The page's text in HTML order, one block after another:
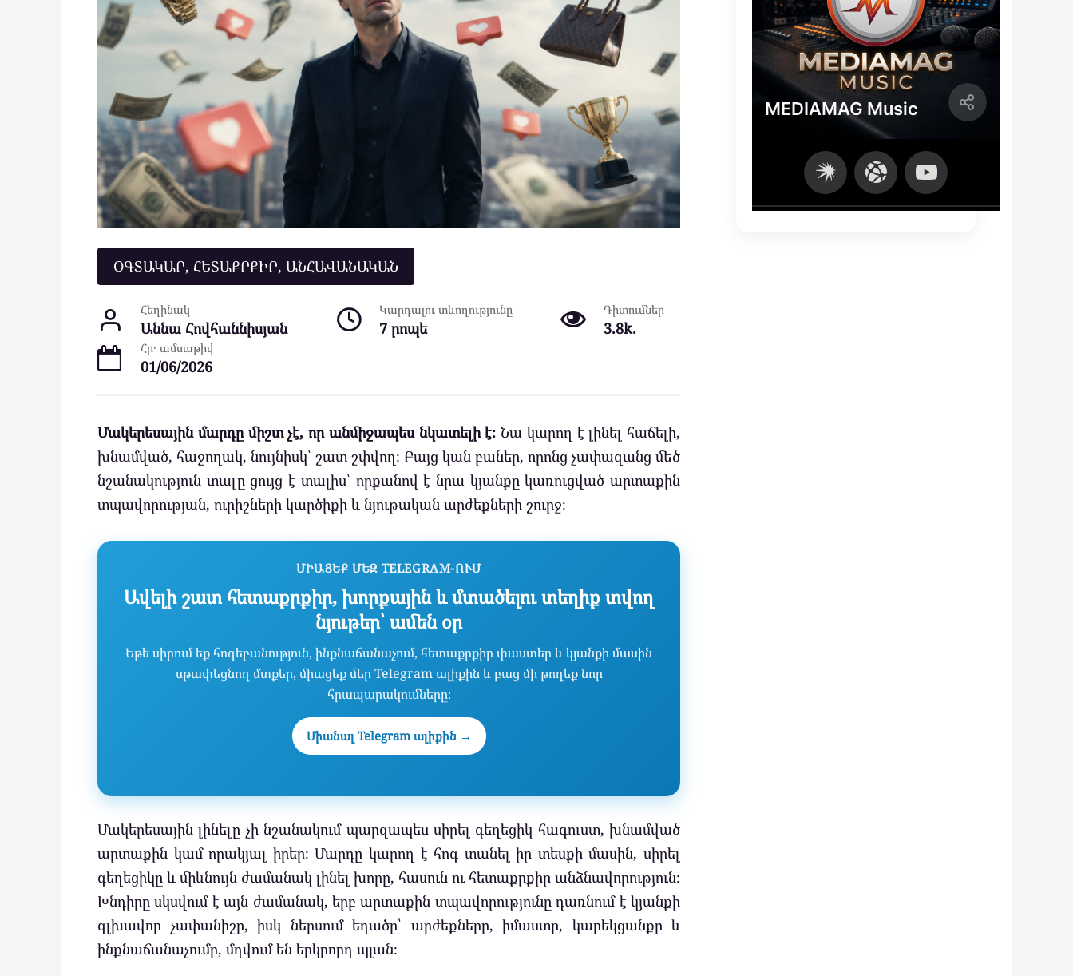
ՕԳՏԱԿԱՐ, ՀԵՏԱՔՐՔԻՐ, ԱՆՀԱՎԱՆԱԿԱՆ
Հեղինակ
Աննա Հովհաննիսյան
Կարդալու տևողությունը
7 րոպե
Դիտումներ
3.8k.
Հր․ ամսաթիվ
01/06/2026
Մակերեսային մարդը միշտ չէ, որ անմիջապես նկատելի է։ Նա կարող է լինել հաճելի,
խնամված, հաջողակ, նույնիսկ՝ շատ շփվող։ Բայց կան բաներ, որոնց չափազանց մեծ
նշանակություն տալը ցույց է տալիս՝ որքանով է նրա կյանքը կառուցված արտաքին
տպավորության, ուրիշների կարծիքի և նյութական արժեքների շուրջ։
ՄԻԱՑԵՔ ՄԵԶ TELEGRAM-ՈՒՄ
Ավելի շատ հետաքրքիր, խորքային և մտածելու տեղիք տվող
նյութեր՝ ամեն օր
Եթե սիրում եք հոգեբանություն, ինքնաճանաչում, հետաքրքիր փաստեր և կյանքի մասին
սթափեցնող մտքեր, միացեք մեր Telegram ալիքին և բաց մի թողեք նոր
հրապարակումները։
Միանալ Telegram ալիքին →
Մակերեսային լինելը չի նշանակում պարզապես սիրել գեղեցիկ հագուստ, խնամված
արտաքին կամ որակյալ իրեր։ Մարդը կարող է հոգ տանել իր տեսքի մասին, սիրել
գեղեցիկը և միևնույն ժամանակ լինել խորը, հասուն ու հետաքրքիր անձնավորություն։
Խնդիրը սկսվում է այն ժամանակ, երբ արտաքին տպավորությունը դառնում է կյանքի
գլխավոր չափանիշը, իսկ ներսում եղածը՝ արժեքները, իմաստը, կարեկցանքը և
ինքնաճանաչումը, մղվում են երկրորդ պլան։